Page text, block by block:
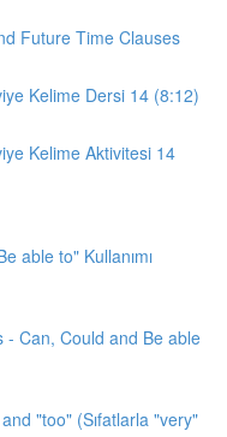
Future Time Clauses
Kelime Dersi 14 (8:12)
Kelime Aktivitesi 14
able to" Kullanımı
- Can, Could and Be able
"too" (Sıfatlarla "very"